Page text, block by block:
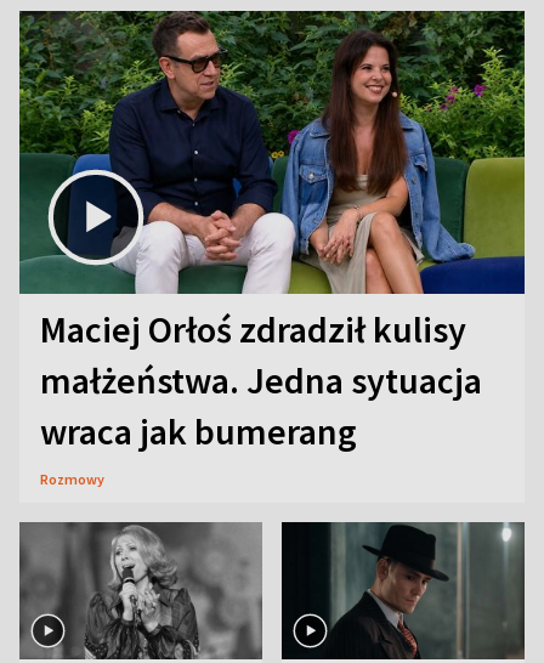
Maciej Orłoś zdradził kulisy
małżeństwa. Jedna sytuacja
wraca jak bumerang
Rozmowy